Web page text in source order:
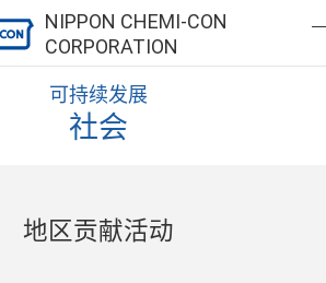
NIPPON CHEMI-CON
CORPORATION
可持续发展
社会
地区贡献活动